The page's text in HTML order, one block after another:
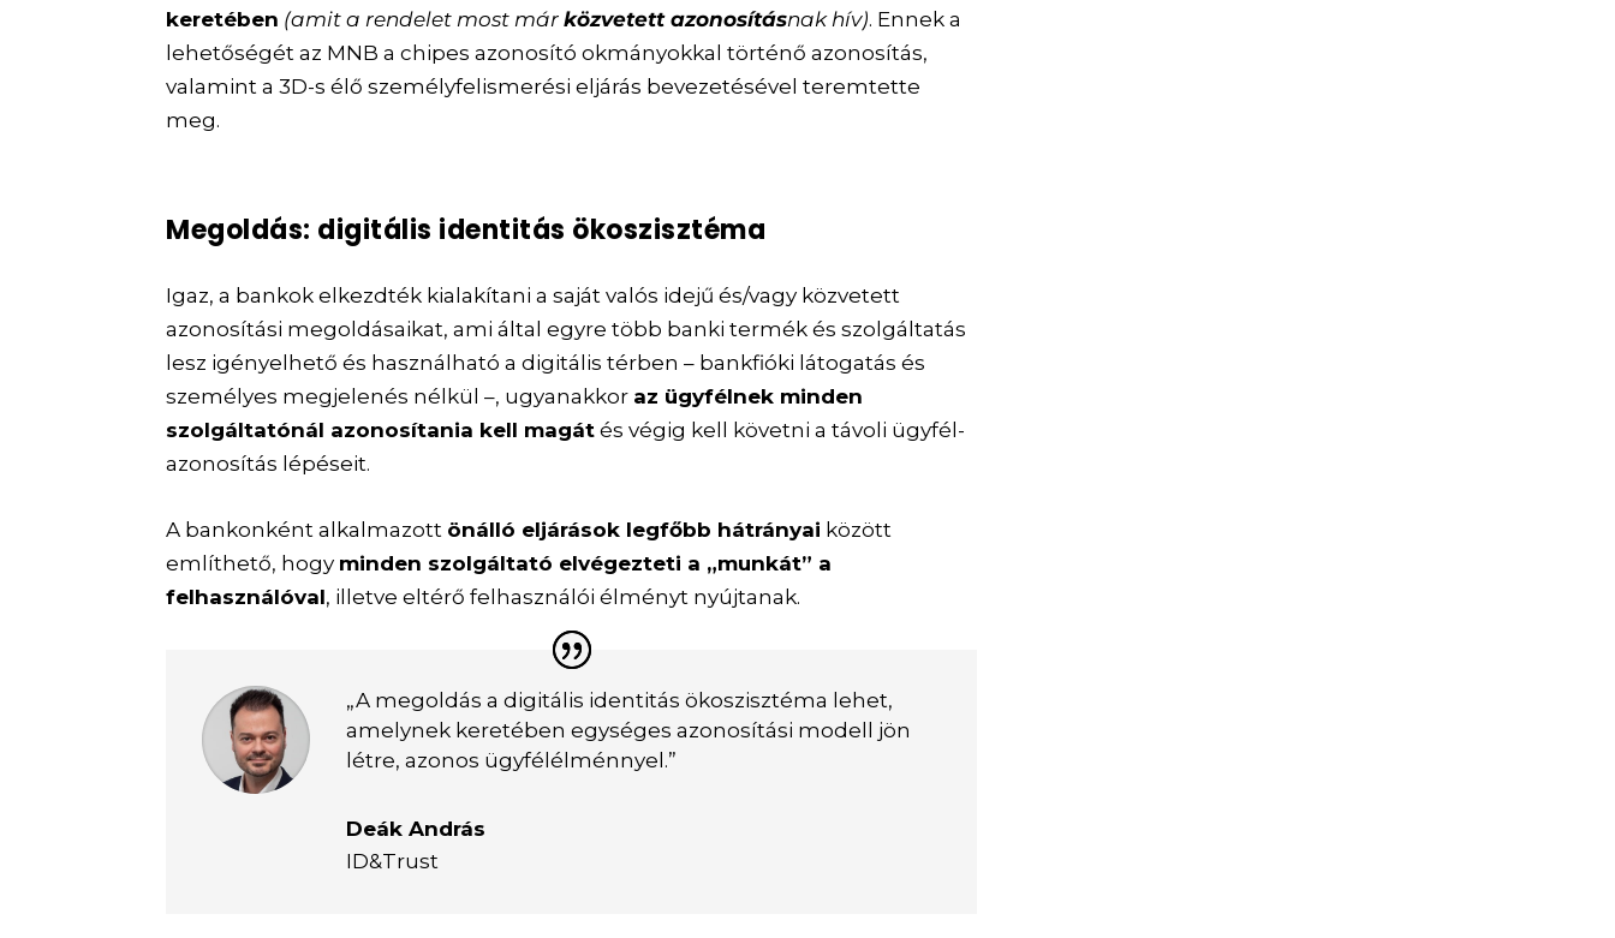
keretében (amit a rendelet most márközvetett azonosításnak hív). Ennek a
lehetőségét az MNB a chipes azonosító okmányokkal történő azonosítás,
valamint a 3D-s élő személyfelismerési eljárás bevezetésével teremtette
meg.
Megoldás: digitális identitás ökoszisztéma
Igaz, a bankok elkezdték kialakítani a saját valós idejű és/vagy közvetett
azonosítási megoldásaikat, ami által egyre több banki termék és szolgáltatás
lesz igényelhető és használható a digitális térben – bankfióki látogatás és
személyes megjelenés nélkül –, ugyanakkor az ügyfélnek minden
szolgáltatónál azonosítania kell magát és végig kell követni a távoli ügyfél-
azonosítás lépéseit.
A bankonként alkalmazott önálló eljárások legfőbb hátrányai között
említhető, hogy minden szolgáltató elvégezteti a „munkát” a
felhasználóval, illetve eltérő felhasználói élményt nyújtanak.
„A megoldás a digitális identitás ökoszisztéma lehet,
amelynek keretében egységes azonosítási modell jön
létre, azonos ügyfélélménnyel.”
Deák András
ID&Trust